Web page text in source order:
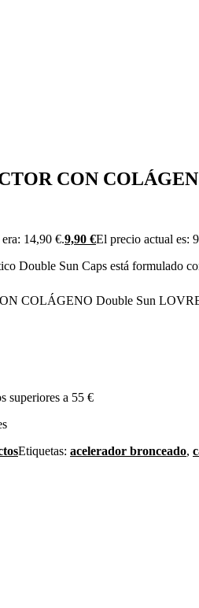
CON
14,90 €.9,90 €El precio actual es:
Double Sun Caps está formulado
COLÁGENO Double Sun
superiores a 55 €
Etiquetas: acelerador bronceado,